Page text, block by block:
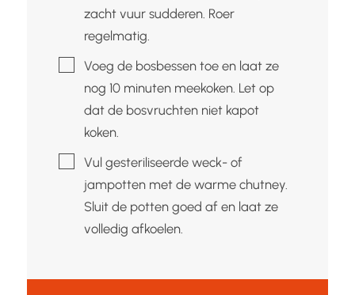
zacht vuur sudderen. Roer
regelmatig.
▢Voeg de bosbessen toe en laat ze
nog 10 minuten meekoken. Let op
dat de bosvruchten niet kapot
koken.
▢Vul gesteriliseerde weck- of
jampotten met de warme chutney.
Sluit de potten goed af en laat ze
volledig afkoelen.